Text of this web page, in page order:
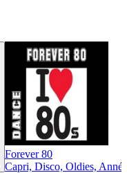
Forever 80
Capri, Disco, Oldies,